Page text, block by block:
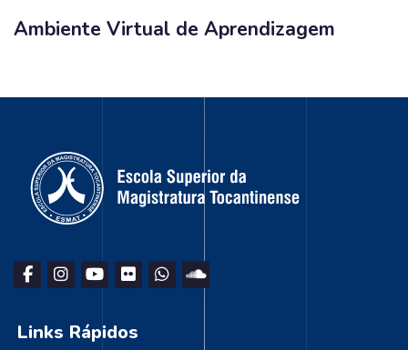
Ambiente Virtual de Aprendizagem
Links Rápidos